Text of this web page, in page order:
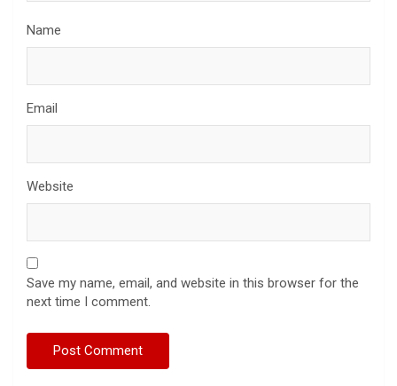
Name
Email
Website
Save my name, email, and website in this browser for the
next time I comment.